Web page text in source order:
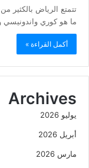
تتمتع الرياض بالكثير
ما هو كوري واندونيسي
أكمل القراءة »
Archives
يوليو 2026
أبريل 2026
مارس 2026